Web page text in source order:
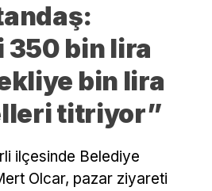
350 bin lira
bin lira
titriyor”
ilçesinde Belediye
Olcar, pazar ziyareti